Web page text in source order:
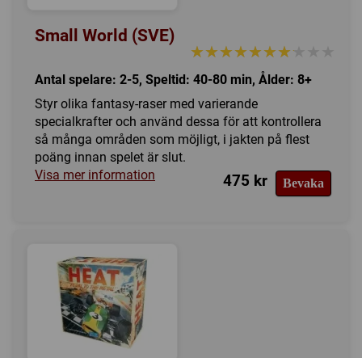
Small World (SVE)
★★★★★★★★★★
★★★★★★★★★★
Antal spelare: 2-5, Speltid: 40-80 min, Ålder: 8+
Styr olika fantasy-raser med varierande
specialkrafter och använd dessa för att kontrollera
så många områden som möjligt, i jakten på flest
poäng innan spelet är slut.
Visa mer information
Bevaka
475 kr